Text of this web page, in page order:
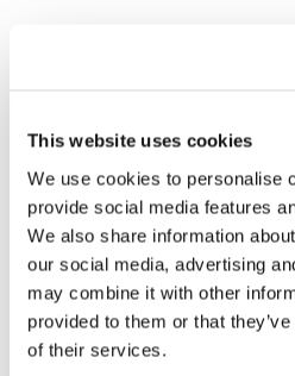
This website uses cookies
We use cookies to personalise
provide social media features
We also share information
our social media, advertising
may combine it with other
provided to them or that
of their services.
Related News
A Odisseia,
Nolan:
necessidade
5 de agosto de 2026